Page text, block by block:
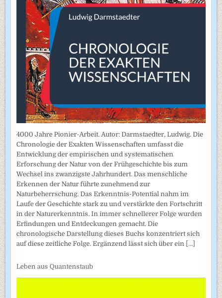
4000 Jahre Pionier-Arbeit. Autor: Darmstaedter, Ludwig. Die
Chronologie der Exakten Wissenschaften umfasst die
Entwicklung der empirischen und systematischen
Erforschung der Natur von der Frühgeschichte bis zum
Wechsel ins zwanzigste Jahrhundert. Das menschliche
Erkennen der Natur führte zunehmend zur
Naturbeherrschung. Das Erkenntnis-Potential nahm im
Laufe der Geschichte stark zu und verstärkte den Fortschritt
in der Naturerkenntnis. In immer schnellerer Folge wurden
Erfindungen und Entdeckungen gemacht. Die
chronologische Darstellung dieses Buchs konzentriert sich
auf diese zeitliche Folge. Ergänzend lässt sich über ein [...]
Leben aus Quantenstaub